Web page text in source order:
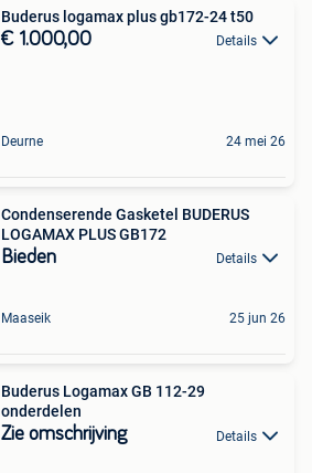
Buderus logamax plus gb172-24 t50
€ 1.000,00 Details
Deurne 24 mei 26
Condenserende Gasketel BUDERUS
LOGAMAX PLUS GB172
Bieden Details
Maaseik 25 jun 26
Buderus Logamax GB 112-29
onderdelen
Zie omschrijving Details